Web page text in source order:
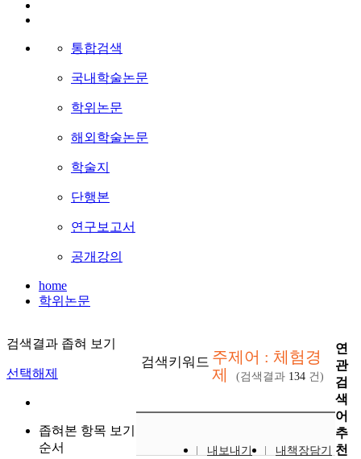
통합검색
국내학술논문
학위논문
해외학술논문
학술지
단행본
연구보고서
공개강의
home
학위논문
검색결과 좁혀 보기
선택해제
좁혀본 항목 보기
순서
검색키워드 주제어 : 체험경
제
(검색결과 134 건)
내보내기
내책장담기
연
관
검
색
어
추
천